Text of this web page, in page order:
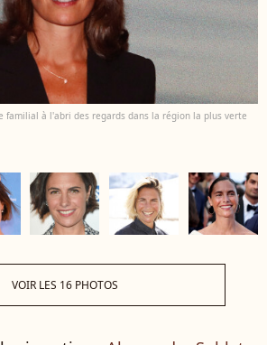
familial à l'abri des regards dans la région la plus verte
VOIR LES 16 PHOTOS